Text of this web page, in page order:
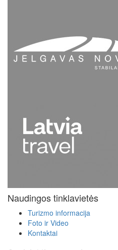
Naudingos tinklavietės
Turizmo informacija
Foto ir Video
Kontaktai